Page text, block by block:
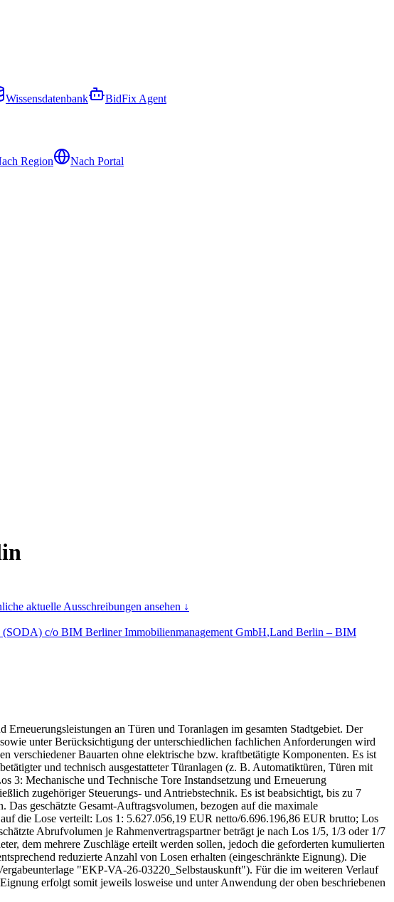
Wissensdatenbank BidFix Agent
Region Nach Portal
aktuelle Ausschreibungen ansehen ↓
(SODA) c/o BIM Berliner Immobilienmanagement GmbH,Land Berlin – BIM
an Türen und Toranlagen im gesamten Stadtgebiet. Der
unter Berücksichtigung der unterschiedlichen fachlichen Anforderungen wird
verschiedener Bauarten ohne elektrische bzw. kraftbetätigte Komponenten. Es ist
und technisch ausgestatteter Türanlagen (z. B. Automatiktüren, Türen mit
3: Mechanische und Technische Tore Instandsetzung und Erneuerung
zugehöriger Steuerungs- und Antriebstechnik. Es ist beabsichtigt, bis zu 7
Das geschätzte Gesamt-Auftragsvolumen, bezogen auf die maximale
die Lose verteilt: Los 1: 5.627.056,19 EUR netto/6.696.196,86 EUR brutto; Los
Abrufvolumen je Rahmenvertragspartner beträgt je nach Los 1/5, 1/3 oder 1/7
dem mehrere Zuschläge erteilt werden sollen, jedoch die geforderten kumulierten
reduzierte Anzahl von Losen erhalten (eingeschränkte Eignung). Die
"EKP-VA-26-03220_Selbstauskunft"). Für die im weiteren Verlauf
erfolgt somit jeweils losweise und unter Anwendung der oben beschriebenen